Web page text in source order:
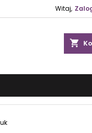
Witaj,
shopping_cart